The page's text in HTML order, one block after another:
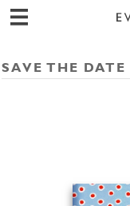
SAVE THE